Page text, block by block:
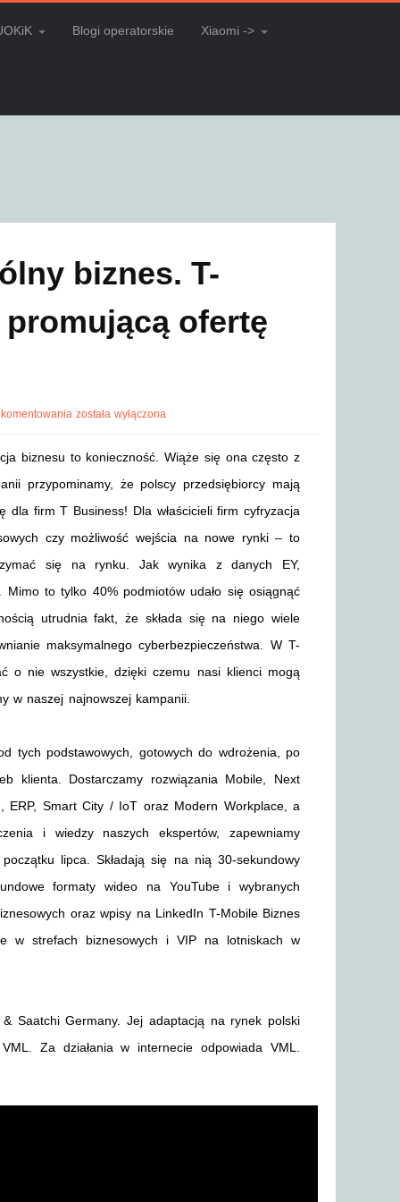
Blogi operatorskie Xiaomi ->
biznes. T-
ofertę
komentowaniazostała wyłączona
biznesu to konieczność. Wiąże się ona często z
przypominamy, że polscy przedsiębiorcy mają
firm T Business! Dla właścicieli firm cyfryzacja
czy możliwość wejścia na nowe rynki – to
się na rynku. Jak wynika z danych EY,
to tylko 40% podmiotów udało się osiągnąć
utrudnia fakt, że składa się na niego wiele
maksymalnego cyberbezpieczeństwa. W T-
o nie wszystkie, dzięki czemu nasi klienci mogą
w naszej najnowszej kampanii.
tych podstawowych, gotowych do wdrożenia, po
klienta. Dostarczamy rozwiązania Mobile, Next
ERP, Smart City / IoT oraz Modern Workplace, a
i wiedzy naszych ekspertów, zapewniamy
lipca. Składają się na nią 30-sekundowy
formaty wideo na YouTube i wybranych
oraz wpisy na LinkedIn T-Mobile Biznes
w strefach biznesowych i VIP na lotniskach w
Saatchi Germany. Jej adaptacją na rynek polski
Za działania w internecie odpowiada VML.